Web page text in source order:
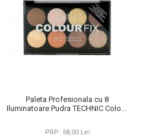
Paleta Profesionala cu 8
Iluminatoare Pudra TECHNIC Colour
PRP: 58,00 Lei